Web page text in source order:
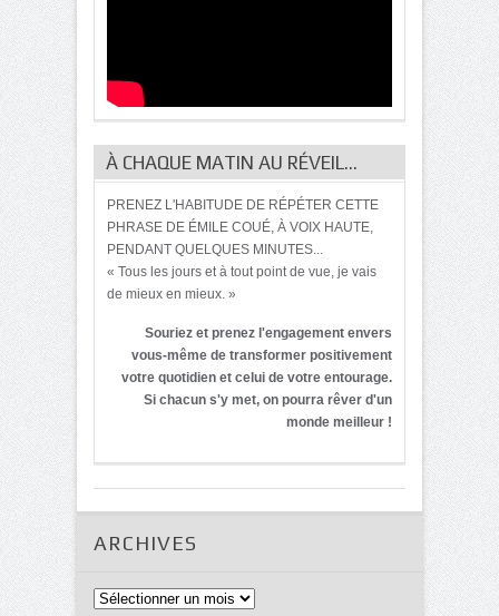
À CHAQUE MATIN AU RÉVEIL…
PRENEZ L'HABITUDE DE RÉPÉTER CETTE
PHRASE DE ÉMILE COUÉ, À VOIX HAUTE,
PENDANT QUELQUES MINUTES...
« Tous les jours et à tout point de vue, je vais
de mieux en mieux. »
Souriez et prenez l'engagement envers
vous-même de transformer positivement
votre quotidien et celui de votre entourage.
Si chacun s'y met, on pourra rêver d'un
monde meilleur !
ARCHIVES
Archives